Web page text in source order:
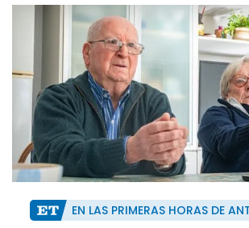
EN LAS PRIMERAS HORAS DE